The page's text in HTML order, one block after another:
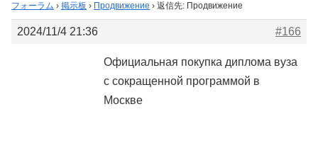
フォーラム › 掲示板 › Продвижение › 返信先: Продвижение
2024/11/4 21:36 #166
Официальная покупка диплома вуза
с сокращенной программой в
Москве